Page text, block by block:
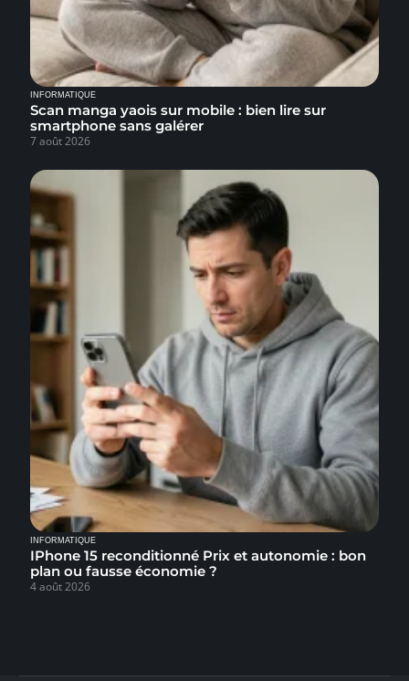
INFORMATIQUE
Scan manga yaois sur mobile : bien lire sur
smartphone sans galérer
7 août 2026
INFORMATIQUE
IPhone 15 reconditionné Prix et autonomie : bon
plan ou fausse économie ?
4 août 2026